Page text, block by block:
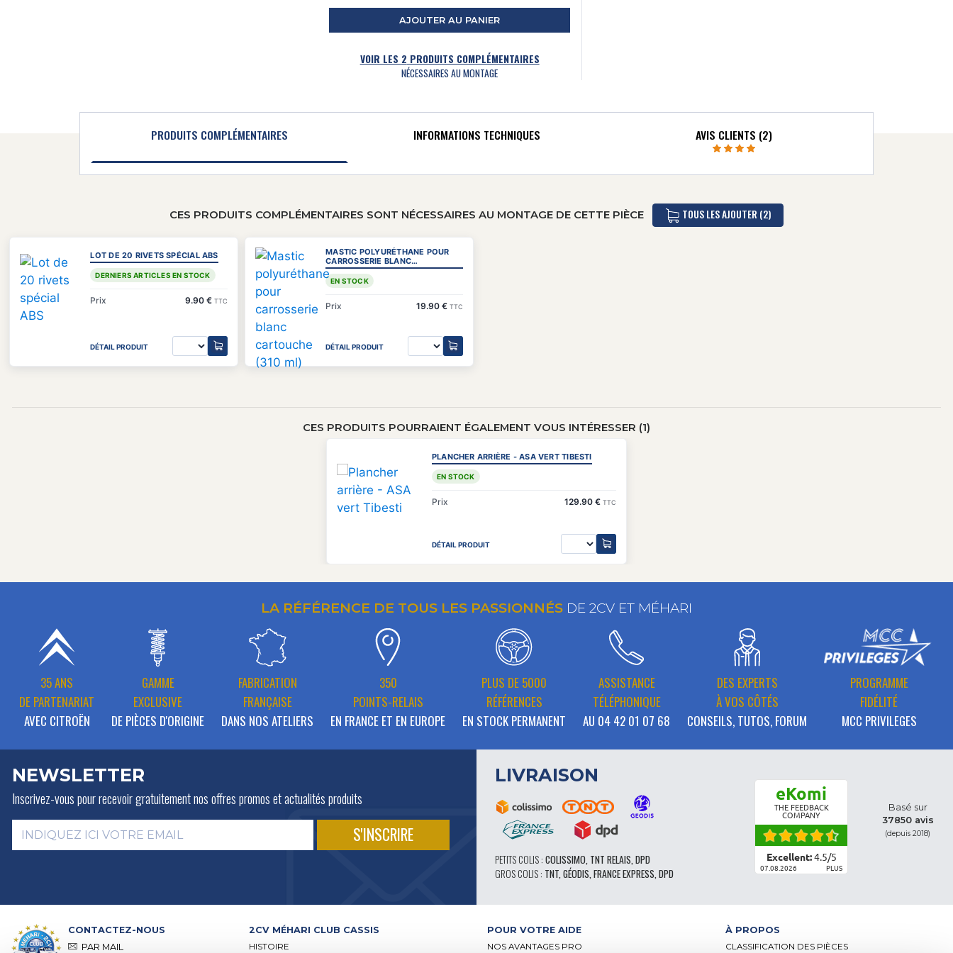
AJOUTER AU PANIER
VOIR LES 2 PRODUITS COMPLÉMENTAIRES
NÉCESSAIRES AU MONTAGE
PRODUITS COMPLÉMENTAIRES INFORMATIONS TECHNIQUES AVIS CLIENTS (2)
CES PRODUITS COMPLÉMENTAIRES SONT NÉCESSAIRES AU MONTAGE DE CETTE PIÈCE TOUS LES AJOUTER (2)
LOT DE 20 RIVETS SPÉCIAL ABS
DERNIERS ARTICLES EN STOCK
Prix 9.90 € TTC
DÉTAIL PRODUIT
MASTIC POLYURÉTHANE POUR
CARROSSERIE BLANC
CARTOUCHE (310 ML)
EN STOCK
Prix 19.90 € TTC
DÉTAIL PRODUIT
CES PRODUITS POURRAIENT ÉGALEMENT VOUS INTÉRESSER (1)
PLANCHER ARRIÈRE - ASA VERT TIBESTI
EN STOCK
Prix 129.90 € TTC
DÉTAIL PRODUIT
LA RÉFÉRENCE DE TOUS LES PASSIONNÉS DE 2CV ET MÉHARI
35 ANS
DE PARTENARIAT
AVEC CITROËN
GAMME
EXCLUSIVE
DE PIÈCES D'ORIGINE
FABRICATION
FRANÇAISE
DANS NOS ATELIERS
350
POINTS-RELAIS
EN FRANCE ET EN EUROPE
PLUS DE 5000
RÉFÉRENCES
EN STOCK PERMANENT
ASSISTANCE
TÉLÉPHONIQUE
AU 04 42 01 07 68
DES EXPERTS
À VOS CÔTÉS
CONSEILS, TUTOS, FORUM
PROGRAMME
FIDÉLITÉ
MCC PRIVILEGES
NEWSLETTER
Inscrivez-vous pour recevoir gratuitementnos offres promos et actualités produits
LIVRAISON
PETITS COLIS : COLISSIMO, TNT RELAIS, DPD
GROS COLIS : TNT, GÉODIS, FRANCE EXPRESS, DPD
eKomi
THE FEEDBACK
COMPANY
Excellent:4.5/5
07.08.2026 PLUS
Basé sur
37850 avis
(depuis 2018)
CONTACTEZ-NOUS
PAR MAIL
2CV MÉHARI CLUB CASSIS
HISTOIRE
POUR VOTRE AIDE
NOS AVANTAGES PRO
À PROPOS
CLASSIFICATION DES PIÈCES